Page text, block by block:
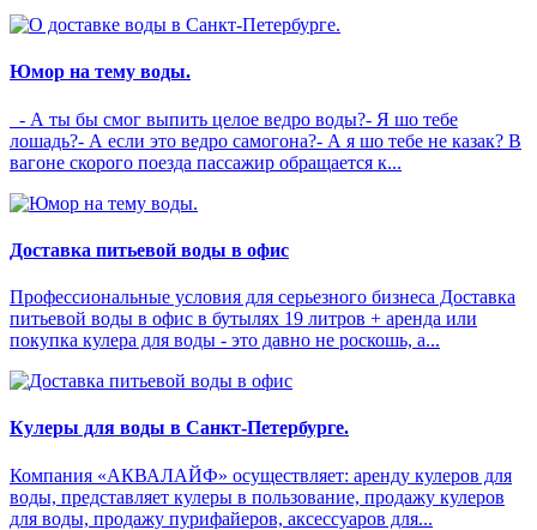
Юмор на тему воды.
- А ты бы смог выпить целое ведро воды?- Я шо тебе
лошадь?- А если это ведро самогона?- А я шо тебе не казак? В
вагоне скорого поезда пассажир обращается к...
Доставка питьевой воды в офис
Профессиональные условия для серьезного бизнеса Доставка
питьевой воды в офис в бутылях 19 литров + аренда или
покупка кулера для воды - это давно не роскошь, а...
Кулеры для воды в Санкт-Петербурге.
Компания «АКВАЛАЙФ» осуществляет: аренду кулеров для
воды, представляет кулеры в пользование, продажу кулеров
для воды, продажу пурифайеров, аксессуаров для...